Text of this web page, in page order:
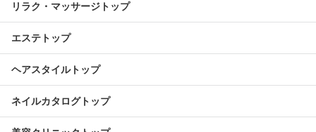
リラク・マッサージトップ
エステトップ
ヘアスタイルトップ
ネイルカタログトップ